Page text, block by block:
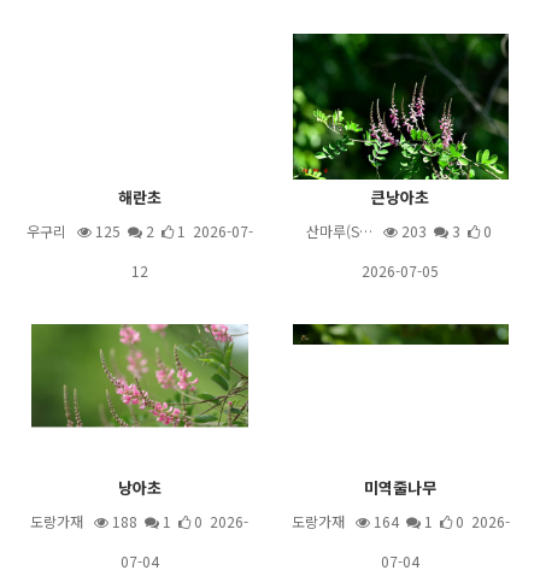
해란초
우구리 125 2
1 2026-07-
12
큰낭아초
산마루(S… 203 3
0
2026-07-05
낭아초
도랑가재 188 1
0 2026-
07-04
미역줄나무
도랑가재 164 1
0 2026-
07-04